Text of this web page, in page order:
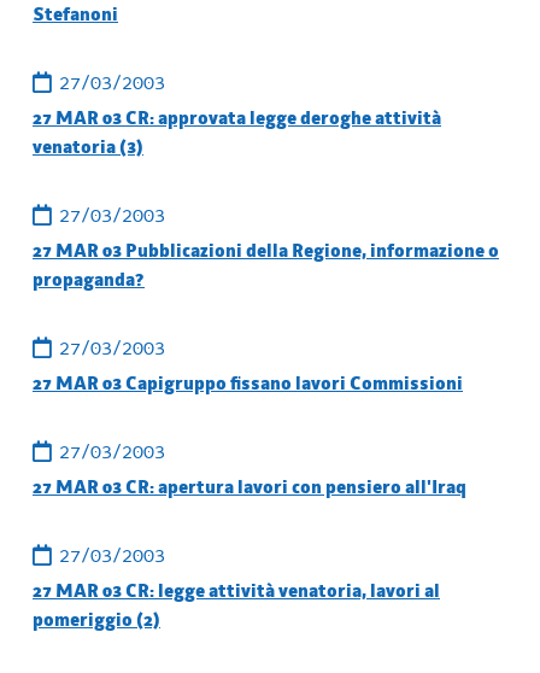
Stefanoni
27/03/2003
27 MAR 03 CR: approvata legge deroghe attività
venatoria (3)
27/03/2003
27 MAR 03 Pubblicazioni della Regione, informazione o
propaganda?
27/03/2003
27 MAR 03 Capigruppo fissano lavori Commissioni
27/03/2003
27 MAR 03 CR: apertura lavori con pensiero all'Iraq
27/03/2003
27 MAR 03 CR: legge attività venatoria, lavori al
pomeriggio (2)